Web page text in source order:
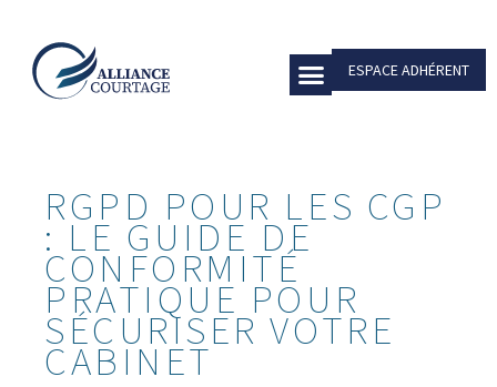
ESPACE ADHÉRENT
RGPD POUR LES CGP
: LE GUIDE DE
CONFORMITÉ
PRATIQUE POUR
SÉCURISER VOTRE
CABINET